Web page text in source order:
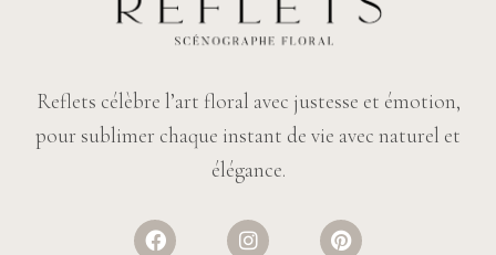
Reflets célèbre l’art floral avec justesse et émotion,
pour sublimer chaque instant de vie avec naturel et
élégance.